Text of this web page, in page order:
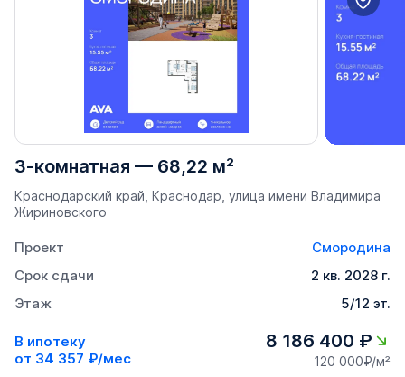
3-комнатная — 68,22 м²
Краснодарский край, Краснодар, улица имени Владимира
Жириновского
Проект
Смородина
Срок сдачи
2 кв. 2028 г.
Этаж
5/12 эт.
В ипотеку
от 34 357 ₽/мес
8 186 400 ₽
120 000₽/м²